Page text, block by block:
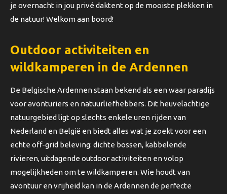
je overnacht in jou privé daktent op de mooiste plekken in
de natuur! Welkom aan boord!
Outdoor activiteiten en
wildkamperen in de Ardennen
De Belgische Ardennen staan bekend als een waar paradijs
voor avonturiers en natuurliefhebbers. Dit heuvelachtige
natuurgebied ligt op slechts enkele uren rijden van
Nederland en België en biedt alles wat je zoekt voor een
echte off-grid beleving: dichte bossen, kabbelende
rivieren, uitdagende outdoor activiteiten en volop
mogelijkheden om te wildkamperen. Wie houdt van
avontuur en vrijheid kan in de Ardennen de perfecte